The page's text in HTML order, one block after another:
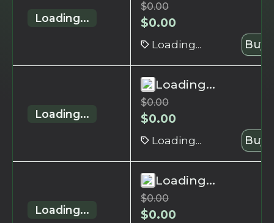
Loading...
$0.00
$0.00
Loading... Buy
Loading...
Loading...
$0.00
$0.00
Loading... Buy
Loading...
Loading...
$0.00
$0.00